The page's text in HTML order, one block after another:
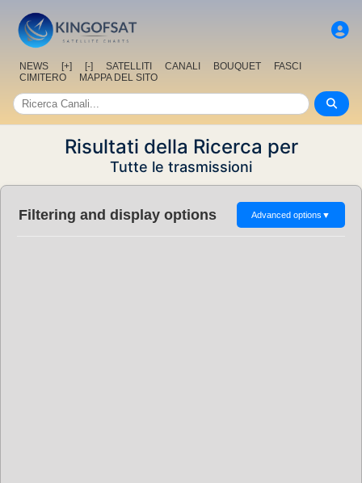
NEWS [+] [-] SATELLITI CANALI BOUQUET
FASCI
CIMITERO
MAPPA DEL SITO
Risultati della Ricerca per
Tutte le trasmissioni
Filtering and display options Advanced options ▼